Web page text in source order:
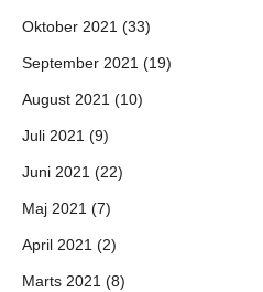
Oktober 2021 (33)
September 2021 (19)
August 2021 (10)
Juli 2021 (9)
Juni 2021 (22)
Maj 2021 (7)
April 2021 (2)
Marts 2021 (8)